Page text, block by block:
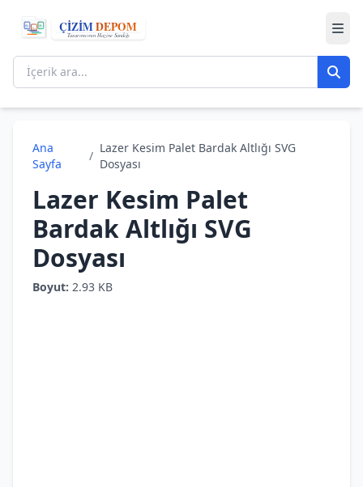
Ana
Sayfa
/
Lazer Kesim Palet Bardak Altlığı SVG
Dosyası
Lazer Kesim Palet
Bardak Altlığı SVG
Dosyası
Boyut: 2.93 KB